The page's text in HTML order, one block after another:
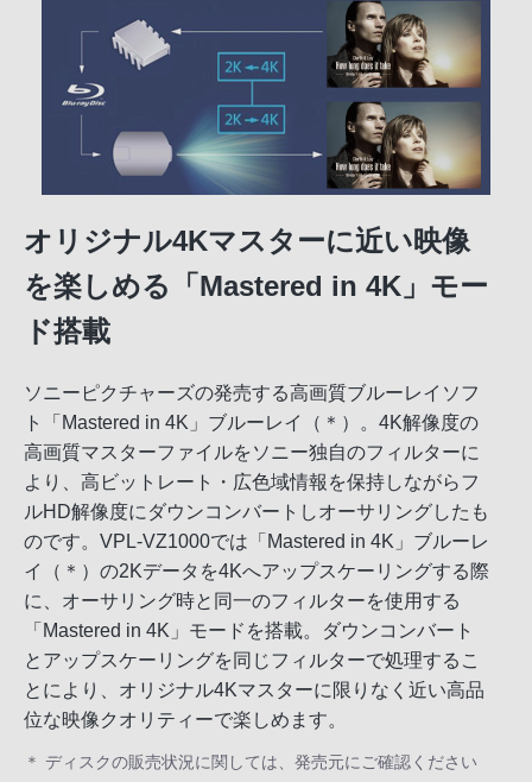
オリジナル4Kマスターに近い映像
を楽しめる「Mastered in 4K」モー
ド搭載
ソニーピクチャーズの発売する高画質ブルーレイソフ
ト「Mastered in 4K」ブルーレイ（＊）。4K解像度の
高画質マスターファイルをソニー独自のフィルターに
より、高ビットレート・広色域情報を保持しながらフ
ルHD解像度にダウンコンバートしオーサリングしたも
のです。VPL-VZ1000では「Mastered in 4K」ブルーレ
イ（＊）の2Kデータを4Kへアップスケーリングする際
に、オーサリング時と同一のフィルターを使用する
「Mastered in 4K」モードを搭載。ダウンコンバート
とアップスケーリングを同じフィルターで処理するこ
とにより、オリジナル4Kマスターに限りなく近い高品
位な映像クオリティーで楽しめます。
＊ ディスクの販売状況に関しては、発売元にご確認ください